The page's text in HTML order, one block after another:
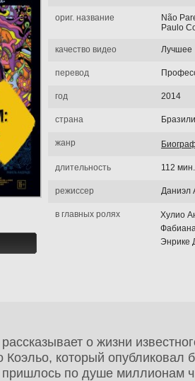
ориг. название
Não
Paulo
качество видео Лучшее
перевод
год 2014
страна
жанр
длительность 112 мин.
режиссер Даниэл
в главных ролях
Хулио
Энрике
о жизни
Коэльо, который опубликовал
пришлось по душе миллионам